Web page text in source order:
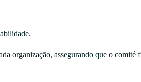
organização, assegurando que o